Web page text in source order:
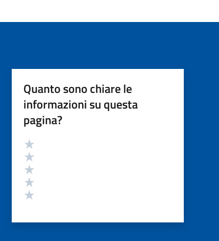
Quanto sono chiare le
informazioni su questa
pagina?
Valutazione